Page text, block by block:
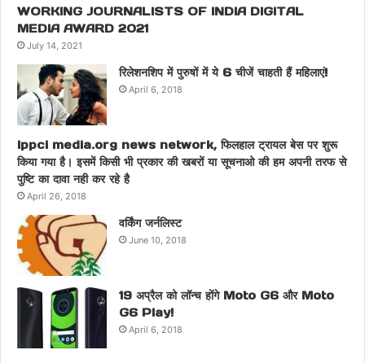
WORKING JOURNALISTS OF INDIA DIGITAL
MEDIA AWARD 2021
July 14, 2021
रिलेशनशिप में पुरुषों में ये 6 चीजें चाहती हैं महिलाएं!
April 6, 2018
ippci media.org news network, फिलहाल ट्रायल बेस पर शुरू
किया गया है। इसमें किसी भी प्रकार की खबरों या सूचनाओ की हम अपनी तरफ से
पुष्टि का दावा नही कर रहे है
April 26, 2018
वर्किंग जर्नलिस्ट
June 10, 2018
19 अप्रैल को लॉन्च होंगे Moto G6 और Moto
G6 Play!
April 6, 2018